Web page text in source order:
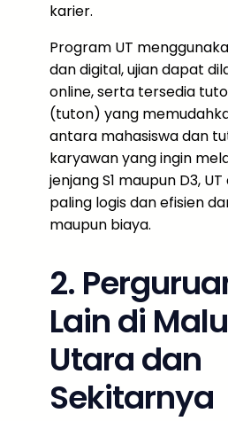
karier.
Program UT
dan digital, ujian dapat
online, serta tersedia
(tuton) yang
antara mahasiswa dan
karyawan yang ingin
jenjang S1 maupun D3,
paling logis dan efisien
maupun biaya.
2.
Lain di
Utara dan
Sekitarnya